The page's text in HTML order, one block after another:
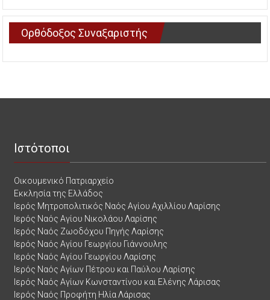
Ορθόδοξος Συναξαριστής
Ιστότοποι
Οικουμενικό Πατριαρχείο
Εκκλησία της Ελλάδος
Ιερός Μητροπολιτικός Ναός Αγίου Αχιλλίου Λαρίσης
Ιερός Ναός Αγίου Νικολάου Λαρίσης
Ιερός Ναός Ζωοδόχου Πηγής Λαρίσης
Ιερός Ναός Αγίου Γεωργίου Γιάννουλης
Ιερός Ναός Αγίου Γεωργίου Λαρίσης
Ιερός Ναός Αγίων Πέτρου και Παύλου Λαρίσης
Ιερός Ναός Αγίων Κωνσταντίνου και Ελένης Λάρισας
Ιερός Ναός Προφήτη Ηλία Λάρισας